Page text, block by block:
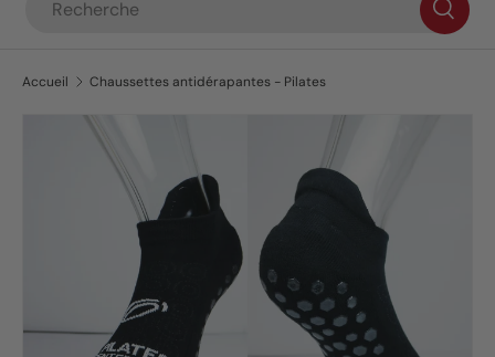
Accueil Chaussettes antidérapantes - Pilates
Passer aux informations produits